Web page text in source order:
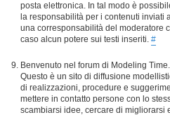
posta elettronica. In tal modo è
la responsabilità per i contenuti inviati
una corresponsabilità del moderatore
caso alcun potere sui testi inseriti. #
Benvenuto nel forum di Modeling Time.
Questo è un sito di diffusione
di realizzazioni, procedure e
mettere in contatto persone con lo
scambiarsi idee, cercare di migliorarsi